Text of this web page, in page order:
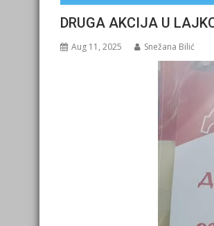
DRUGA AKCIJA U
Aug 11, 2025 Snežana Bilić